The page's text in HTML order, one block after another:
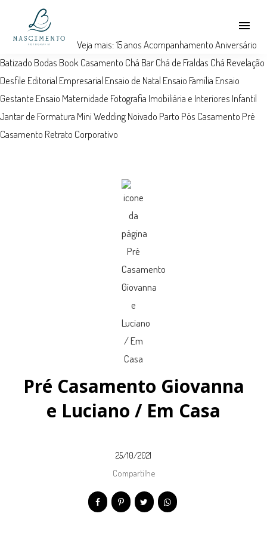
menu
Veja mais:15 anos AcompanhamentoAniversário
Batizado Bodas Book Casamento Chá BarChá de Fraldas Chá Revelação
Desfile Editorial Empresarial Ensaio de Natal Ensaio Família Ensaio
Gestante Ensaio Maternidade Fotografia Imobiliária e Interiores Infantil
Jantar de Formatura Mini WeddingNoivado Parto Pós Casamento Pré
Casamento Retrato Corporativo
Pré Casamento Giovanna
e Luciano / Em Casa
25/10/2021
Compartilhe